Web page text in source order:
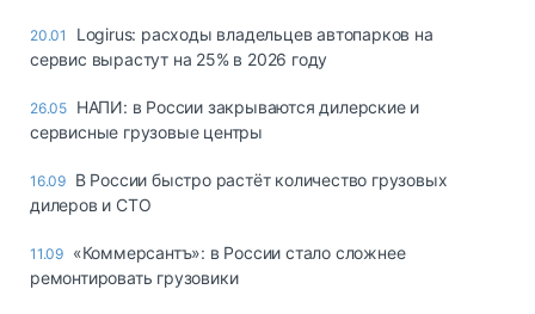
20.01
Logirus: расходы владельцев автопарков на
сервис вырастут на 25% в 2026 году
26.05 НАПИ: в России закрываются дилерские и
сервисные грузовые центры
16.09 В России быстро растёт количество грузовых
дилеров и СТО
11.09 «Коммерсантъ»: в России стало сложнее
ремонтировать грузовики